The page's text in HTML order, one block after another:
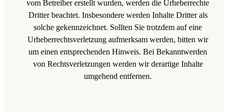
vom Betreiber erstellt wurden, werden die Urheberrechte
Dritter beachtet. Insbesondere werden Inhalte Dritter als
solche gekennzeichnet. Sollten Sie trotzdem auf eine
Urheberrechtsverletzung aufmerksam werden, bitten wir
um einen entsprechenden Hinweis. Bei Bekanntwerden
von Rechtsverletzungen werden wir derartige Inhalte
umgehend entfernen.